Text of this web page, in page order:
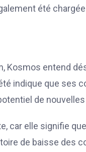
été
Kosmos entend
indique que ses
de
car elle signifie
de baisse des